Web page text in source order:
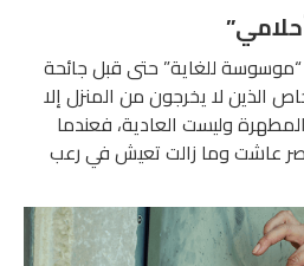
“موسوسة للغاية” حتى قبل جائحة
الذين لا يخرجون من المنزل إلا
وليست العادية، فعندما
عاشت وما زالت تعيش في رعب